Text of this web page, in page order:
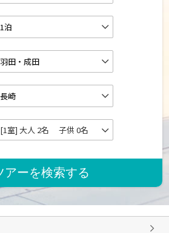
[1室] 大人 2名 子供 0名